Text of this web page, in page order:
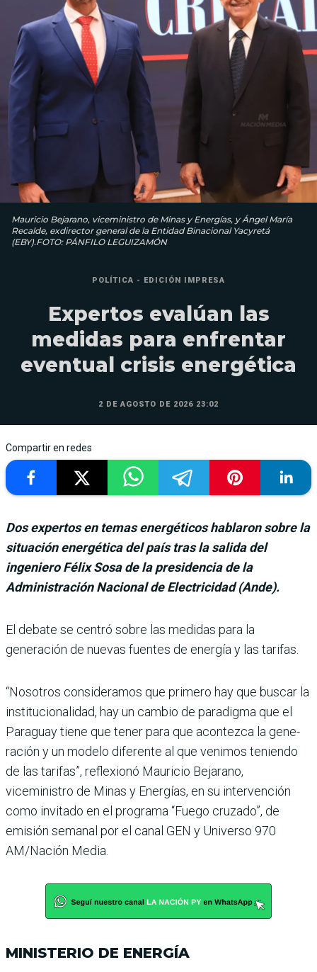
Mauricio Bejarano, viceministro de Minas y Energías, y Ángel María
Recalde, exdirector general de la Entidad Binacional Yacyretá
(EBY).FOTO: PÁNFILO LEGUIZAMÓN
POLÍTICA - EDICIÓN IMPRESA
Expertos evalúan las
medidas para enfrentar
eventual crisis energética
2 DE AGOSTO DE 2026 23:02
Compartir en redes
Dos expertos en temas energéticos hablaron sobre la
situación energética del país tras la salida del
ingeniero Félix Sosa de la presidencia de la
Administración Nacional de Electricidad (Ande).
El debate se centró sobre las medidas para la
generación de nuevas fuentes de energía y las tarifas.
“Nosotros consideramos que primero hay que buscar la
institucionalidad, hay un cambio de paradigma que el
Paraguay tiene que tener para que acontezca la gene­
ración y un modelo diferente al que venimos teniendo
de las tarifas”, reflexionó Mau­ricio Bejarano,
viceministro de Minas y Energías, en su intervención
como invitado en el programa “Fuego cru­zado”, de
emisión semanal por el canal GEN y Universo 970
AM/Nación Media.
MINISTERIO DE ENERGÍA